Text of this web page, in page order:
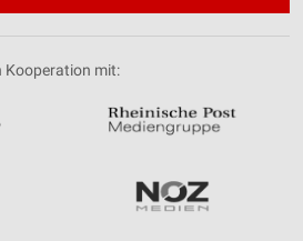
Kooperation mit: